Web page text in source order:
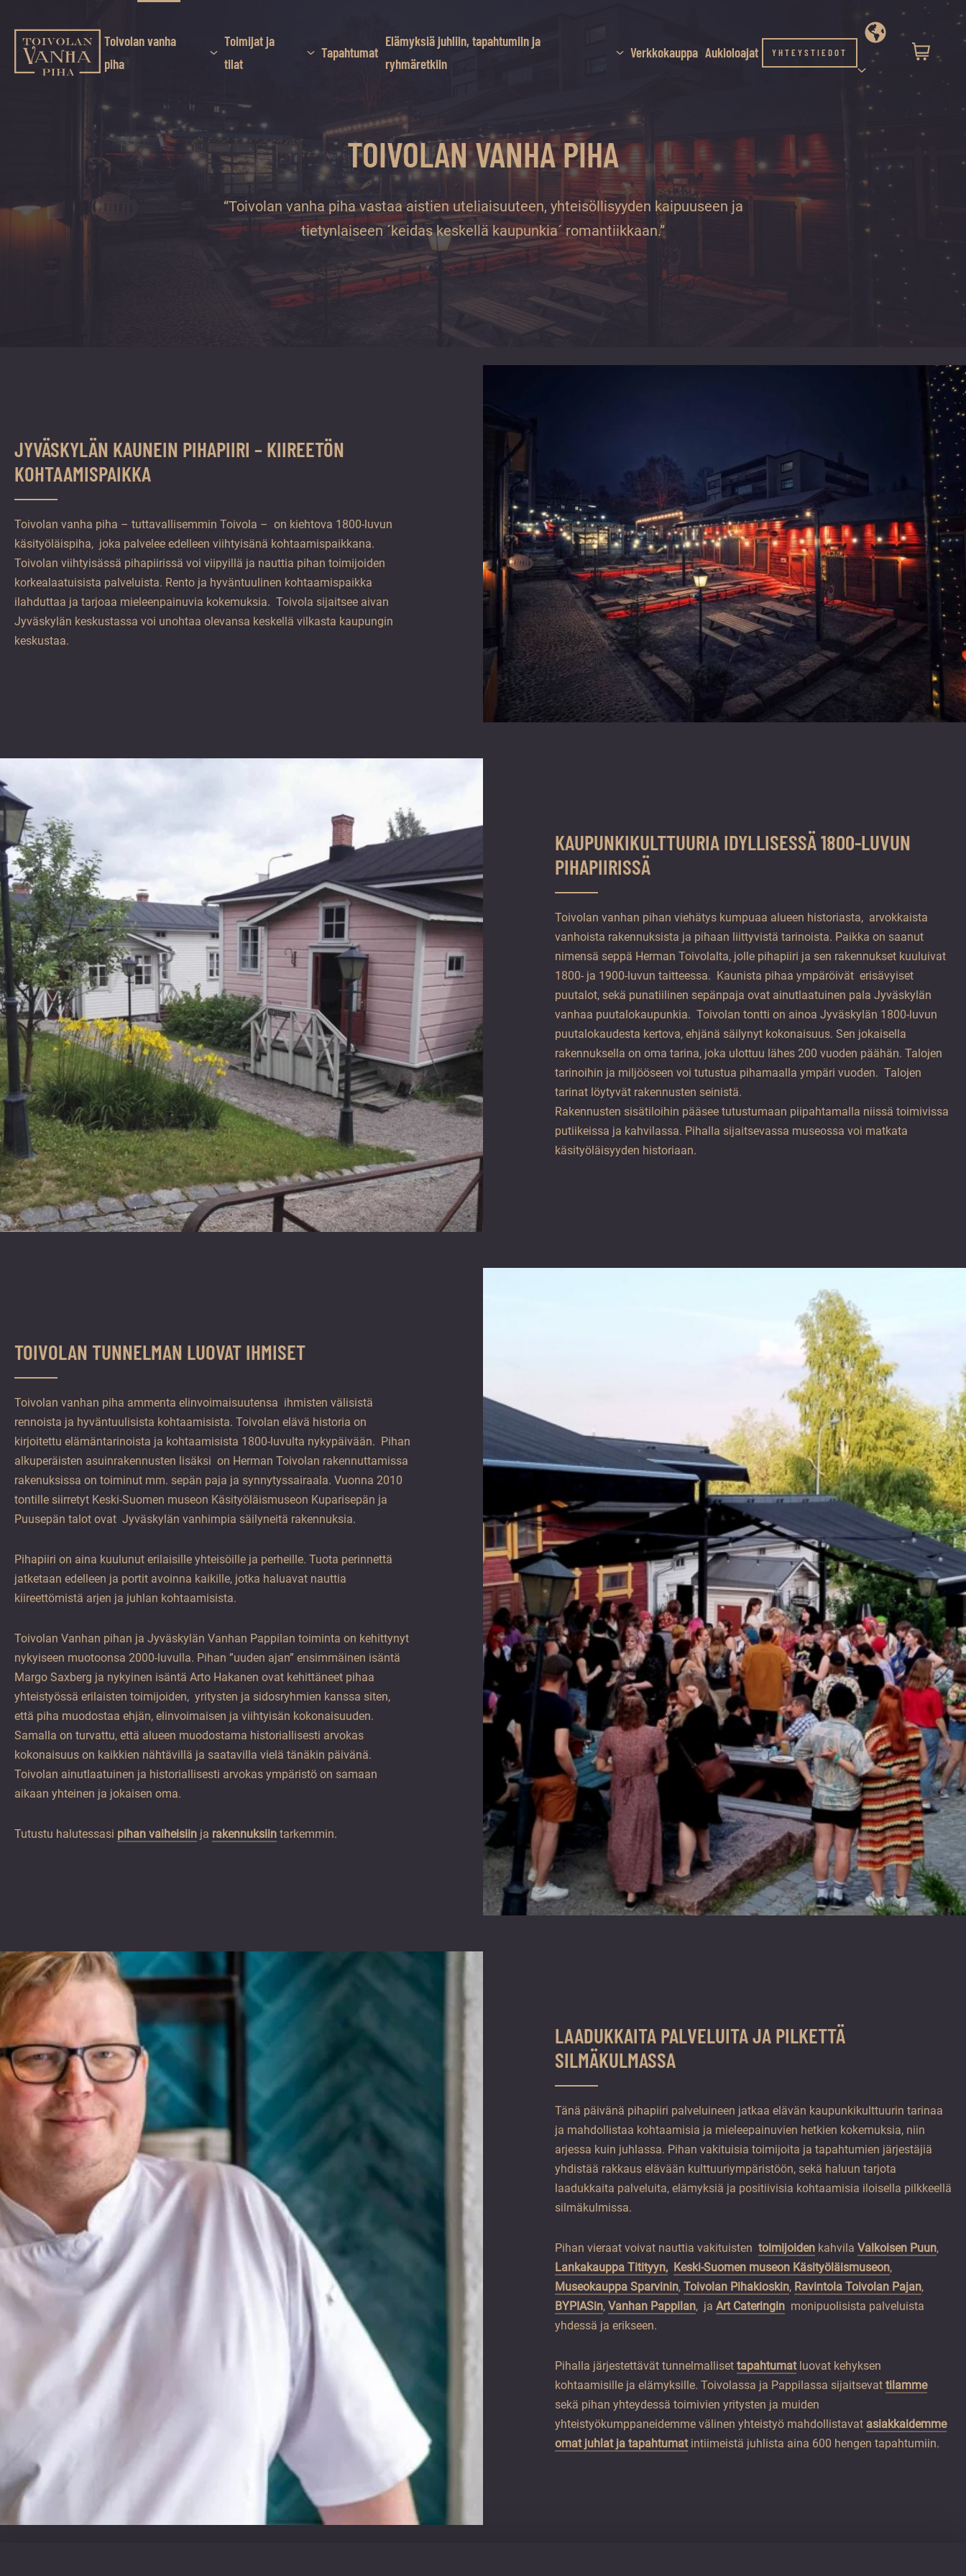
sisältöön
Toivolan vanha piha
tapahtumat
tarjoavat
Toivolan vanha
piha
Toimijat ja
tilat
Tapahtumat
Elämyksiä juhliin, tapahtumiin ja
ryhmäretkiin
Verkkokauppa Aukioloajat YHTEYSTIEDOT
TOIVOLAN VANHA PIHA
“Toivolan vanha piha vastaa aistien uteliaisuuteen, yhteisöllisyyden kaipuuseen ja
tietynlaiseen ´keidas keskellä kaupunkia´ romantiikkaan.”
JYVÄSKYLÄN KAUNEIN PIHAPIIRI – KIIREETÖN
KOHTAAMISPAIKKA
Toivolan vanha piha – tuttavallisemmin Toivola – on kiehtova 1800-luvun
käsityöläispiha, joka palvelee edelleen viihtyisänä kohtaamispaikkana.
Toivolan viihtyisässä pihapiirissä voi viipyillä ja nauttia pihan toimijoiden
korkealaatuisista palveluista. Rento ja hyväntuulinen kohtaamispaikka
ilahduttaa ja tarjoaa mieleenpainuvia kokemuksia. Toivola sijaitsee aivan
Jyväskylän keskustassa voi unohtaa olevansa keskellä vilkasta kaupungin
keskustaa.
KAUPUNKIKULTTUURIA IDYLLISESSÄ 1800-LUVUN
PIHAPIIRISSÄ
Toivolan vanhan pihan viehätys kumpuaa alueen historiasta, arvokkaista
vanhoista rakennuksista ja pihaan liittyvistä tarinoista. Paikka on saanut
nimensä seppä Herman Toivolalta, jolle pihapiiri ja sen rakennukset kuuluivat
1800- ja 1900-luvun taitteessa. Kaunista pihaa ympäröivät erisävyiset
puutalot, sekä punatiilinen sepänpaja ovat ainutlaatuinen pala Jyväskylän
vanhaa puutalokaupunkia. Toivolan tontti on ainoa Jyväskylän 1800-luvun
puutalokaudesta kertova, ehjänä säilynyt kokonaisuus. Sen jokaisella
rakennuksella on oma tarina, joka ulottuu lähes 200 vuoden päähän. Talojen
tarinoihin ja miljööseen voi tutustua pihamaalla ympäri vuoden. Talojen
tarinat löytyvät rakennusten seinistä.
Rakennusten sisätiloihin pääsee tutustumaan piipahtamalla niissä toimivissa
putiikeissa ja kahvilassa. Pihalla sijaitsevassa museossa voi matkata
käsityöläisyyden historiaan.
TOIVOLAN TUNNELMAN LUOVAT IHMISET
Toivolan vanhan piha ammenta elinvoimaisuutensa ihmisten välisistä
rennoista ja hyväntuulisista kohtaamisista. Toivolan elävä historia on
kirjoitettu elämäntarinoista ja kohtaamisista 1800-luvulta nykypäivään. Pihan
alkuperäisten asuinrakennusten lisäksi on Herman Toivolan rakennuttamissa
rakenuksissa on toiminut mm. sepän paja ja synnytyssairaala. Vuonna 2010
tontille siirretyt Keski-Suomen museon Käsityöläismuseon Kuparisepän ja
Puusepän talot ovat Jyväskylän vanhimpia säilyneitä rakennuksia.
Pihapiiri on aina kuulunut erilaisille yhteisöille ja perheille. Tuota perinnettä
jatketaan edelleen ja portit avoinna kaikille, jotka haluavat nauttia
kiireettömistä arjen ja juhlan kohtaamisista.
Toivolan Vanhan pihan ja Jyväskylän Vanhan Pappilan toiminta on kehittynyt
nykyiseen muotoonsa 2000-luvulla. Pihan ”uuden ajan” ensimmäinen isäntä
Margo Saxberg ja nykyinen isäntä Arto Hakanen ovat kehittäneet pihaa
yhteistyössä erilaisten toimijoiden, yritysten ja sidosryhmien kanssa siten,
että piha muodostaa ehjän, elinvoimaisen ja viihtyisän kokonaisuuden.
Samalla on turvattu, että alueen muodostama historiallisesti arvokas
kokonaisuus on kaikkien nähtävillä ja saatavilla vielä tänäkin päivänä.
Toivolan ainutlaatuinen ja historiallisesti arvokas ympäristö on samaan
aikaan yhteinen ja jokaisen oma.
Tutustu halutessasi pihan vaiheisiin ja rakennuksiin tarkemmin.
LAADUKKAITA PALVELUITA JA PILKETTÄ
SILMÄKULMASSA
Tänä päivänä pihapiiri palveluineen jatkaa elävän kaupunkikulttuurin tarinaa
ja mahdollistaa kohtaamisia ja mieleepainuvien hetkien kokemuksia, niin
arjessa kuin juhlassa. Pihan vakituisia toimijoita ja tapahtumien järjestäjiä
yhdistää rakkaus elävään kulttuuriympäristöön, sekä haluun tarjota
laadukkaita palveluita, elämyksiä ja positiivisia kohtaamisia iloisella pilkkeellä
silmäkulmissa.
Pihan vieraat voivat nauttia vakituisten toimijoiden kahvila Valkoisen Puun,
Lankakauppa Titityyn, Keski-Suomen museon Käsityöläismuseon,
Museokauppa Sparvinin, Toivolan Pihakioskin, Ravintola Toivolan Pajan,
BYPIASin, Vanhan Pappilan, ja Art Cateringin monipuolisista palveluista
yhdessä ja erikseen.
Pihalla järjestettävät tunnelmalliset tapahtumatluovat kehyksen
kohtaamisille ja elämyksille. Toivolassa ja Pappilassa sijaitsevat tilamme
sekä pihan yhteydessä toimivien yritysten ja muiden
yhteistyökumppaneidemme välinen yhteistyö mahdollistavat asiakkaidemme
omat juhlat ja tapahtumatintiimeistä juhlista aina 600 hengen tapahtumiin.